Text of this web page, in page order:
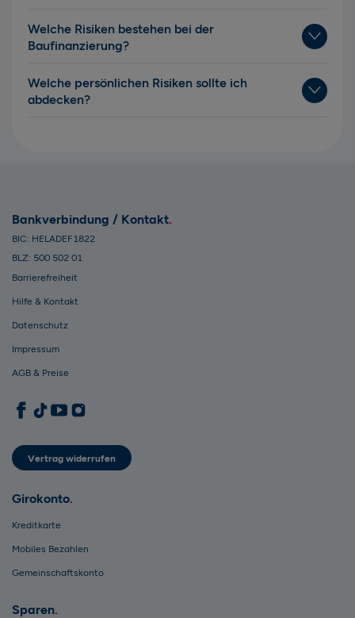
Welche Risiken bestehen bei der
Baufinanzierung?
Welche persönlichen Risiken sollte ich
abdecken?
Bankverbindung / Kontakt
BIC: HELADEF1822
BLZ: 500 502 01
Barrierefreiheit
Hilfe & Kontakt
Datenschutz
Impressum
AGB & Preise
1822direkt auf Facebook
1822direkt auf TikTok
1822direkt auf YouTube
1822direkt auf Instagram
Vertrag widerrufen
Girokonto
Kreditkarte
Mobiles Bezahlen
Gemeinschaftskonto
Sparen